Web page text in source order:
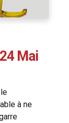
Mai
à ne